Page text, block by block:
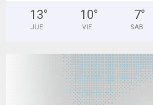
13°
JUE
10°
VIE
7°
SAB